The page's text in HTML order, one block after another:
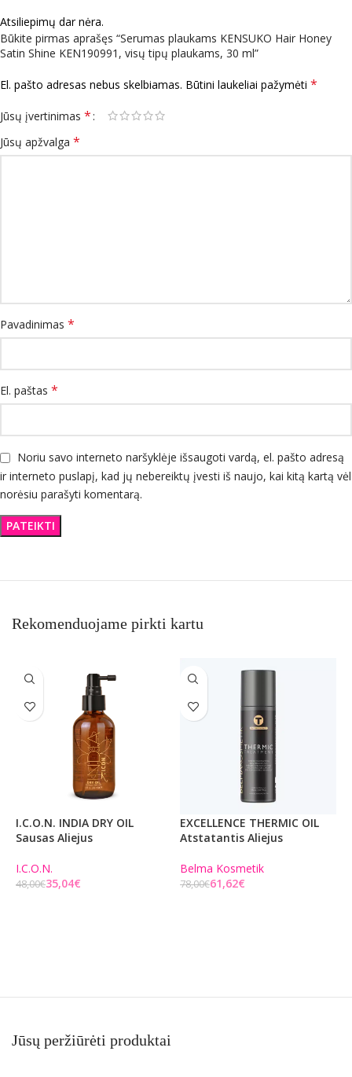
Atsiliepimų dar nėra.
Būkite pirmas aprašęs “Serumas plaukams KENSUKO Hair Honey
Satin Shine KEN190991, visų tipų plaukams, 30 ml”
El. pašto adresas nebus skelbiamas. Būtini laukeliai pažymėti *
Jūsų įvertinimas *
Jūsų apžvalga *
Pavadinimas *
El. paštas *
Noriu savo interneto naršyklėje išsaugoti vardą, el. pašto adresą
ir interneto puslapį, kad jų nebereiktų įvesti iš naujo, kai kitą kartą vėl
norėsiu parašyti komentarą.
Rekomenduojame pirkti kartu
I.C.O.N. INDIA DRY OIL
Sausas Aliejus
I.C.O.N.
48,00€35,04€
EXCELLENCE THERMIC OIL
Atstatantis Aliejus
Belma Kosmetik
78,00€61,62€
Jūsų peržiūrėti produktai